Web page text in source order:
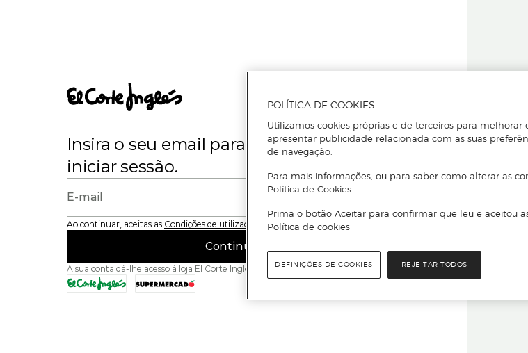
Insira o seu email para se registar ou
iniciar sessão.
E-mail
Ao continuar, aceitas as Condições de utilização do site
Continuar
A sua conta dá-lhe acesso à loja El Corte Inglés e ao Supermercado El Corte Inglés.
POLÍTICA DE COOKIES
Utilizamos cookies próprias e de terceiros para melhorar
apresentar publicidade relacionada com as suas
de navegação.
Para mais informações, ou para saber como alterar as
Política de Cookies.
Prima o botão Aceitar para confirmar que leu e aceitou
Política de cookies
REJEITAR TODOS
DEFINIÇÕES DE COOKIES